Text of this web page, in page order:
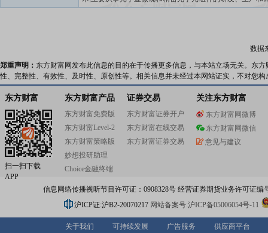
国家级制造业单项冠军示范企业、中国仪器仪表行业协会
研合作关系,与浙江大学共建浙大宁波研究院光电分院。公
于生命科学、医疗光学和工业检测领域等科学仪器产品高
为物联网、自动驾驶、工业自动化、人工智能和专业影像
产业提供核心光学元组件。公司拥有NOVEL、NEXCOPE
等自主品牌,是国内知名院校、科研院所、医疗机构及国际
应商。公司多次参与国家重大工程和项目,承制的我国首台“
微实验仪”入驻中国空间站,为“嫦娥”工程制造多款光学镜头,
三五、十四五国家重大科学仪器专项,获国家技术发明二等
2018年9月,公司在上交所A股主板上市,股票代码603297。
数据
郑重声明： 东方财富网发布此信息的目的在于传播更多信息，与本站立场无关。东
性、完整性、有效性、及时性、原创性等。相关信息并未经过本网站证实，不对您
东方财富
扫一扫下载
APP
东方财富产品
东方财富免费版
东方财富Level-2
东方财富策略版
妙想投研助理
Choice金融终端
证券交易
东方财富证券开户
东方财富在线交易
东方财富证券交易
关注东方财富
东方财富网微博
东方财富网微信
意见与建议
信息网络传播视听节目许可证：0908328号 经营证券期货业务许可证编
沪ICP证:沪B2-20070217 网站备案号:沪ICP备05006054号-11
关于我们 可持续发展 广告服务 供应商平台